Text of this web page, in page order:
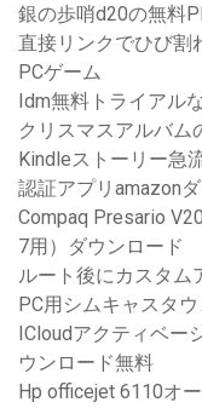
銀の歩哨d20の無料
直接リンクでひび割
PCゲーム
Idm無料トライアル
クリスマスアルバム
Kindleストーリー急
認証アプリamazon
Compaq Presario
7用）ダウンロード
ルート後にカスタム
PC用シムキャスタ
ICloudアクティベー
ウンロード無料
Hp officejet 6110オ